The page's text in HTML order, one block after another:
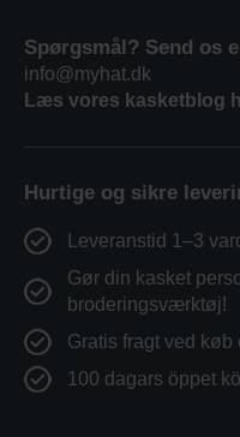
Spørgsmål? Send os
info@myhat.dk
Læs vores kasketblog
Hurtige og sikre
Leveranstid 1–3
Gør din kasket
broderingsværktøj!
Gratis fragt ved køb
100 dagars öppet